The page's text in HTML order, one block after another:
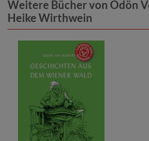
Weitere Bücher von Ödön
Heike Wirthwein